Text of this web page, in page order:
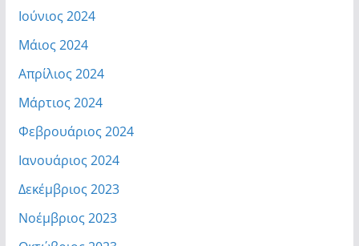
Ιούνιος 2024
Μάιος 2024
Απρίλιος 2024
Μάρτιος 2024
Φεβρουάριος 2024
Ιανουάριος 2024
Δεκέμβριος 2023
Νοέμβριος 2023